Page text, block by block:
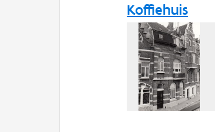
Koffiehuis